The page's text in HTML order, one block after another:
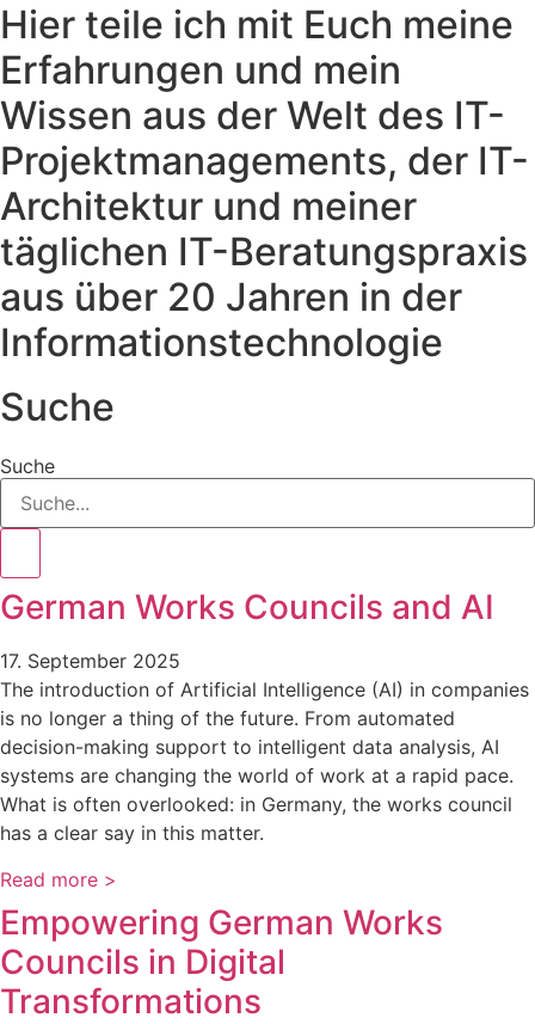
Hier teile ich mit Euch meine
Erfahrungen und mein
Wissen aus der Welt des IT-
Projektmanagements, der IT-
Architektur und meiner
täglichen IT-Beratungspraxis
aus über 20 Jahren in der
Informationstechnologie
Suche
Suche
German Works Councils and AI
17. September 2025
The introduction of Artificial Intelligence (AI) in companies
is no longer a thing of the future. From automated
decision-making support to intelligent data analysis, AI
systems are changing the world of work at a rapid pace.
What is often overlooked: in Germany, the works council
has a clear say in this matter.
Read more >
Empowering German Works
Councils in Digital
Transformations